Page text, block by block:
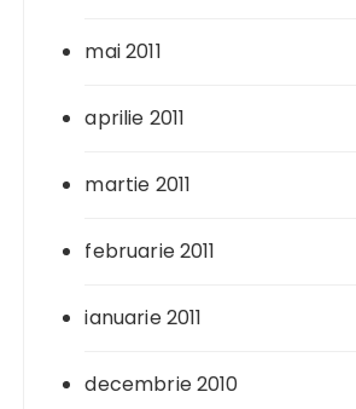
mai 2011
aprilie 2011
martie 2011
februarie 2011
ianuarie 2011
decembrie 2010